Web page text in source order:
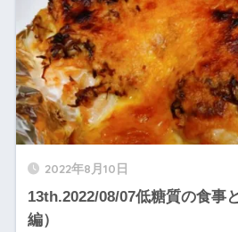
2022年8月10日
13th.2022/08/07低糖質の食事
編）